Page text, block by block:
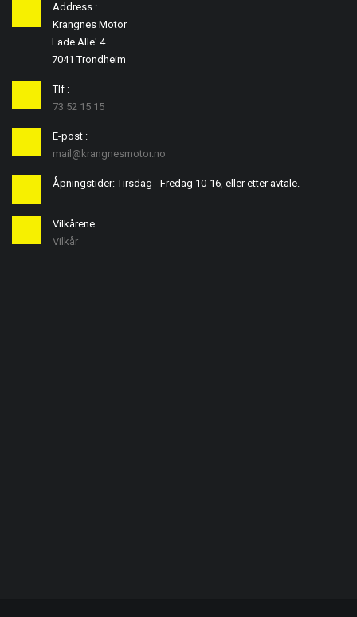
Address :
Krangnes Motor
Lade Alle' 4
7041 Trondheim
Tlf :
73 52 15 15
E-post :
mail@krangnesmotor.no
Åpningstider: Tirsdag - Fredag 10-16, eller etter avtale.
Vilkårene
Vilkår